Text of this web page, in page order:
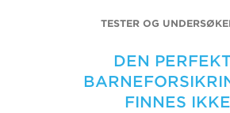
TESTER OG
DEN
FINNES IKKE